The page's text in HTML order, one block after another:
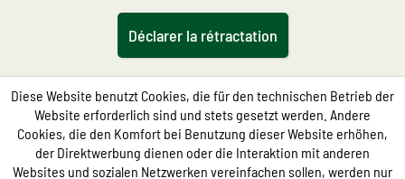
Déclarer la rétractation
Diese Website benutzt Cookies, die für den technischen Betrieb der
Website erforderlich sind und stets gesetzt werden. Andere
Cookies, die den Komfort bei Benutzung dieser Website erhöhen,
der Direktwerbung dienen oder die Interaktion mit anderen
Websites und sozialen Netzwerken vereinfachen sollen, werden nur